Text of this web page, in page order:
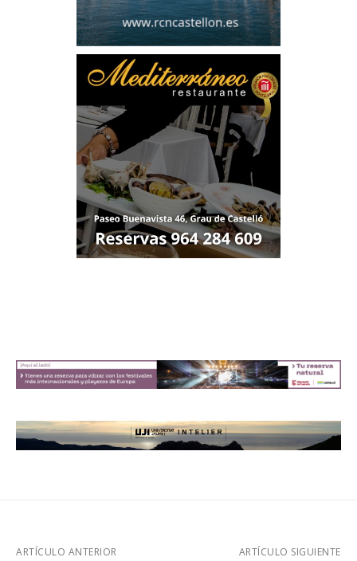
ARTÍCULO ANTERIOR ARTÍCULO SIGUIENTE